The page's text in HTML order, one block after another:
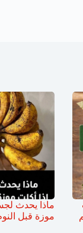
ماذا يحدث
موزة قبل